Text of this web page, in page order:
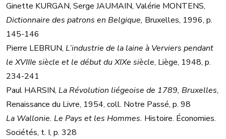
Ginette KURGAN, Serge JAUMAIN, Valérie MONTENS,
Dictionnaire des patrons en Belgique, Bruxelles, 1996, p.
145-146
Pierre LEBRUN, L’industrie de la laine à Verviers pendant
le XVIIIe siècle et le début du XIXe siècle, Liège, 1948, p.
234-241
Paul HARSIN, La Révolution liégeoise de 1789, Bruxelles,
Renaissance du Livre, 1954, coll. Notre Passé, p. 98
La Wallonie. Le Pays et les Hommes. Histoire. Économies.
Sociétés, t. I, p. 328